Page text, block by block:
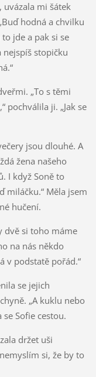
uvázala mi šátek
hodná a chvilku
jde a pak si se
stopičku
„To s těmi
pochválila ji. „Jak se
jsou dlouhé. A
žena našeho
I když Soně to
miláčku.“ Měla jsem
hučení.
dvě si toho máme
na nás někdo
v podstatě pořád.“
se jejich
„A kuklu nebo
se Sofie cestou.
držet uši
si, že by to